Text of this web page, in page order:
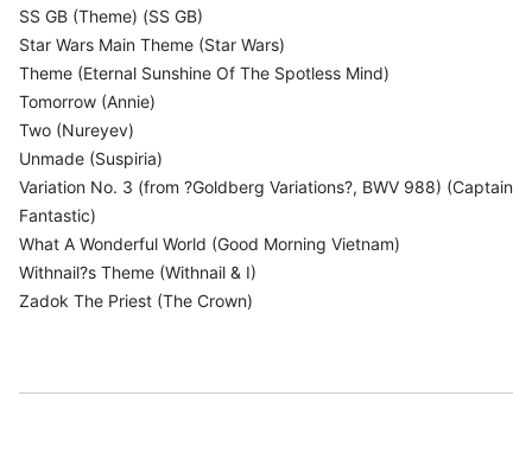
SS GB (Theme) (SS GB)
Star Wars Main Theme (Star Wars)
Theme (Eternal Sunshine Of The Spotless Mind)
Tomorrow (Annie)
Two (Nureyev)
Unmade (Suspiria)
Variation No. 3 (from ?Goldberg Variations?, BWV 988) (Captain
Fantastic)
What A Wonderful World (Good Morning Vietnam)
Withnail?s Theme (Withnail & I)
Zadok The Priest (The Crown)